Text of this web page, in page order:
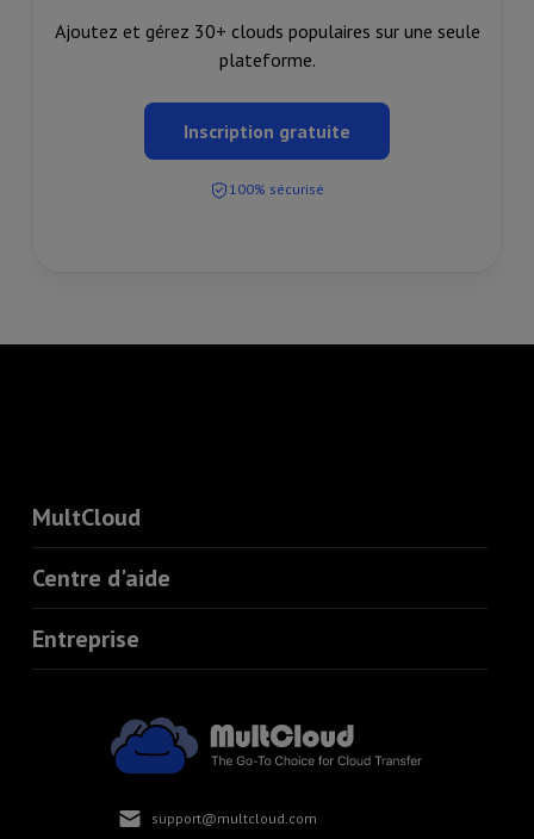
Ajoutez et gérez 30+ clouds populaires sur une seule
plateforme.
Inscription gratuite
100% sécurisé
MultCloud
Centre d'aide
Entreprise
support@multcloud.com